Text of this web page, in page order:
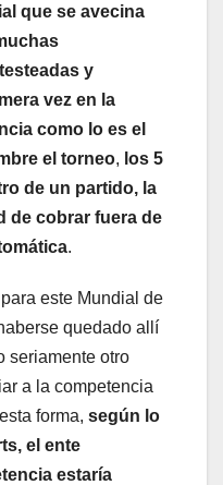
que se avecina
y
vez en la
como lo es el
el torneo, los 5
de un partido, la
de cobrar fuera de
.
este Mundial de
quedado allí
seriamente otro
a la competencia
forma, según lo
el ente
estaría